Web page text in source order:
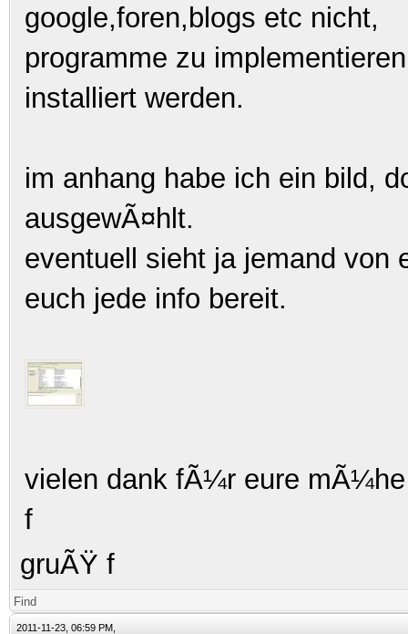
google,foren,blogs etc nicht,
programme zu
installiert werden.
im anhang habe ich ein bild,
ausgewÃ¤hlt.
eventuell sieht ja jemand von
euch jede info bereit.
vielen dank fÃ¼r eure mÃ¼he
f
gruÃŸ f
Find
2011-11-23, 06:59 PM,